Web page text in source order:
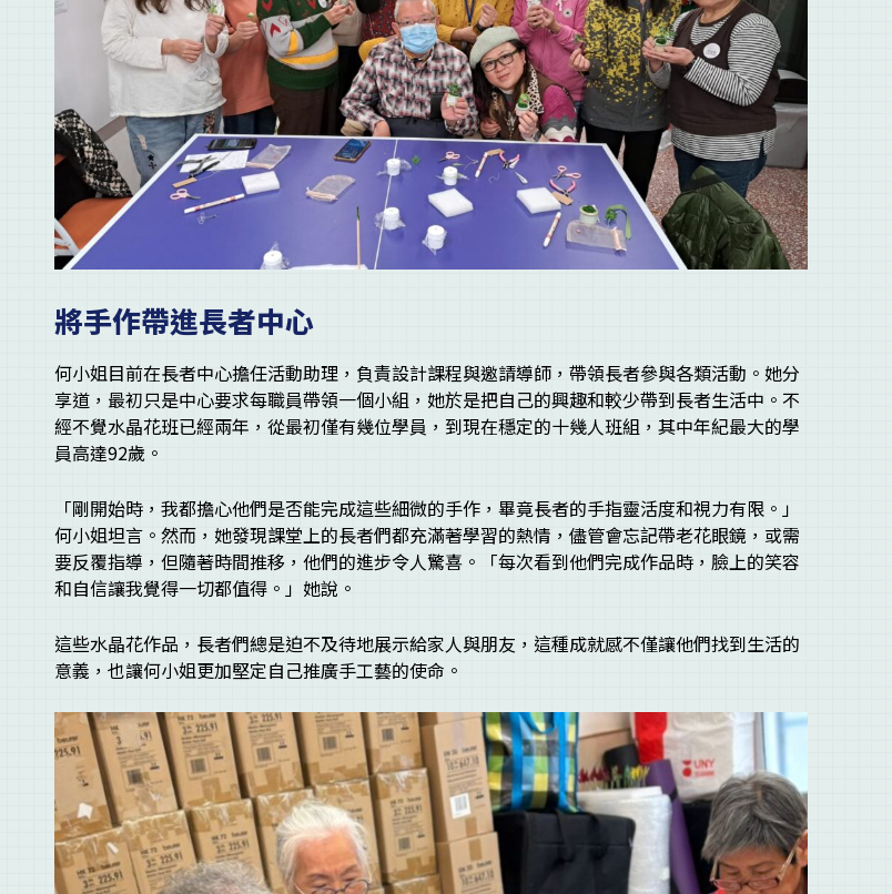
將手作帶進長者中心
何小姐目前在長者中心擔任活動助理，負責設計課程與邀請導師，帶領長者參與各類活動。她分
享道，最初只是中心要求每職員帶領一個小組，她於是把自己的興趣和較少帶到長者生活中。不
經不覺水晶花班已經兩年，從最初僅有幾位學員，到現在穩定的十幾人班組，其中年紀最大的學
員高達92歲。
「剛開始時，我都擔心他們是否能完成這些細微的手作，畢竟長者的手指靈活度和視力有限。」
何小姐坦言。然而，她發現課堂上的長者們都充滿著學習的熱情，儘管會忘記帶老花眼鏡，或需
要反覆指導，但隨著時間推移，他們的進步令人驚喜。「每次看到他們完成作品時，臉上的笑容
和自信讓我覺得一切都值得。」她說。
這些水晶花作品，長者們總是迫不及待地展示給家人與朋友，這種成就感不僅讓他們找到生活的
意義，也讓何小姐更加堅定自己推廣手工藝的使命。